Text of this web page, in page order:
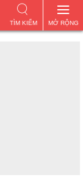
MỞ RỘNG
TÌM KIẾM